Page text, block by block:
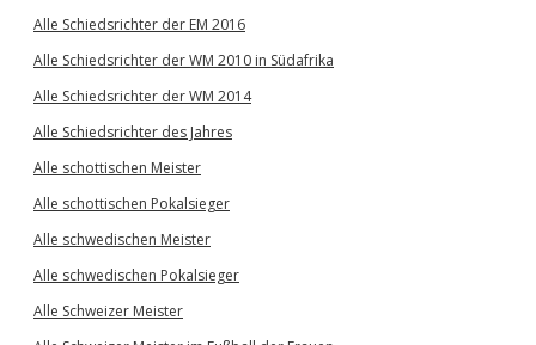
Alle Schiedsrichter der EM 2016
Alle Schiedsrichter der WM 2010 in Südafrika
Alle Schiedsrichter der WM 2014
Alle Schiedsrichter des Jahres
Alle schottischen Meister
Alle schottischen Pokalsieger
Alle schwedischen Meister
Alle schwedischen Pokalsieger
Alle Schweizer Meister